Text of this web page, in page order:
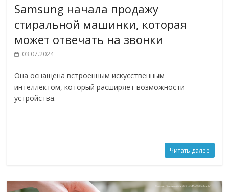
Samsung начала продажу
стиральной машинки, которая
может отвечать на звонки
03.07.2024
Она оснащена встроенным искусственным
интеллектом, который расширяет возможности
устройства.
Читать далее